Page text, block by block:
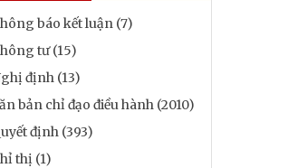
báo kết luận (7)
tư (15)
định (13)
bản chỉ đạo điều hành (2010)
định (393)
thị (1)